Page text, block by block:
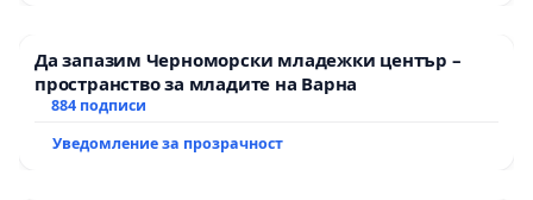
Да запазим Черноморски младежки център –
пространство за младите на Варна
884 подписи
Уведомление за прозрачност